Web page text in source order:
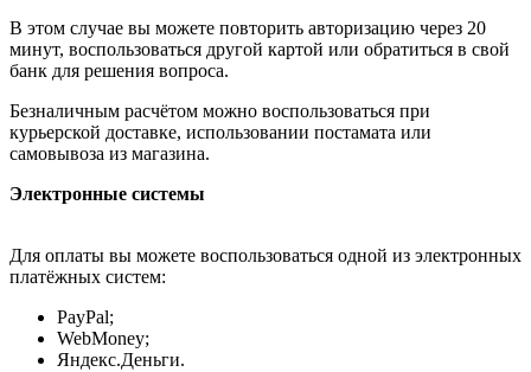
В этом случае вы можете повторить авторизацию через 20
минут, воспользоваться другой картой или обратиться в свой
банк для решения вопроса.
Безналичным расчётом можно воспользоваться при
курьерской доставке, использовании постамата или
самовывоза из магазина.
Электронные системы
Для оплаты вы можете воспользоваться одной из электронных
платёжных систем:
PayPal;
WebMoney;
Яндекс.Деньги.